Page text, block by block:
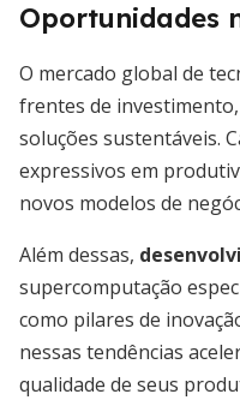
Oportunidades
O mercado global de
frentes de
soluções sustentáveis.
expressivos em
novos modelos de
Além dessas,
supercomputação
como pilares de
nessas tendências
qualidade de seus